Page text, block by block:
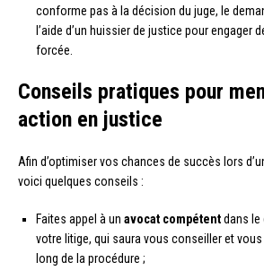
conforme pas à la décision du juge, le
l’aide d’un huissier de justice pour engager
forcée.
Conseils pratiques pour
action en justice
Afin d’optimiser vos chances de succès lors
voici quelques conseils :
Faites appel à un avocat compétentdans le
votre litige, qui saura vous conseiller et
long de la procédure ;